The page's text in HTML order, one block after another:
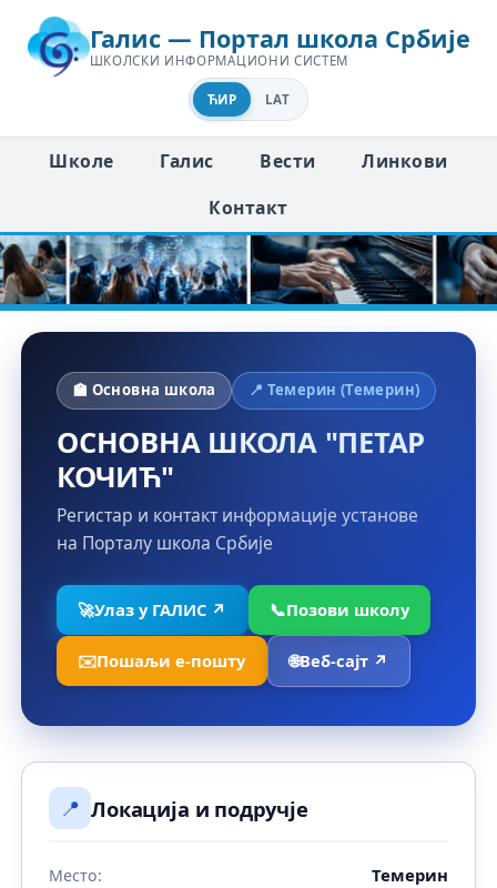
Галис — Портал школа Србије
ШКОЛСКИ ИНФОРМАЦИОНИ СИСТЕМ
ЋИР LAT
Школе Галис Вести
Линкови
Контакт
🏫 Основна школа 📍 Темерин (Темерин)
ОСНОВНА ШКОЛА "ПЕТАР
КОЧИЋ"
Регистар и контакт информације установе
на Порталу школа Србије
🚀Улаз у ГАЛИС ↗ 📞Позови школу
✉️Пошаљи е-пошту 🌐Веб-сајт ↗
📍 Локација и подручје
Место: Темерин